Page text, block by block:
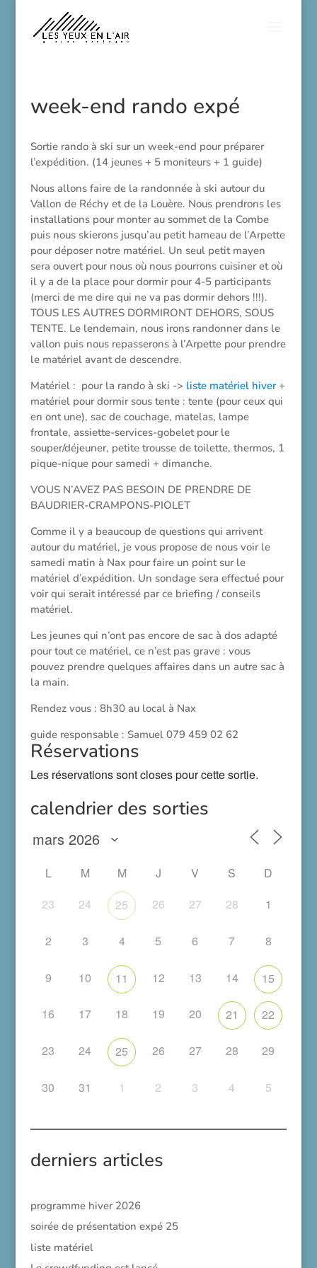
week-end rando expé
Sortie rando à ski sur un week-end pour préparer
l’expédition. (14 jeunes + 5 moniteurs + 1 guide)
Nous allons faire de la randonnée à ski autour du
Vallon de Réchy et de la Louère. Nous prendrons les
installations pour monter au sommet de la Combe
puis nous skierons jusqu’au petit hameau de l’Arpette
pour déposer notre matériel. Un seul petit mayen
sera ouvert pour nous où nous pourrons cuisiner et où
il y a de la place pour dormir pour 4-5 participants
(merci de me dire qui ne va pas dormir dehors !!!).
TOUS LES AUTRES DORMIRONT DEHORS, SOUS
TENTE. Le lendemain, nous irons randonner dans le
vallon puis nous repasserons à l’Arpette pour prendre
le matériel avant de descendre.
Matériel : pour la rando à ski -> liste matériel hiver+
matériel pour dormir sous tente : tente (pour ceux qui
en ont une), sac de couchage, matelas, lampe
frontale, assiette-services-gobelet pour le
souper/déjeuner, petite trousse de toilette, thermos, 1
pique-nique pour samedi + dimanche.
VOUS N’AVEZ PAS BESOIN DE PRENDRE DE
BAUDRIER-CRAMPONS-PIOLET
Comme il y a beaucoup de questions qui arrivent
autour du matériel, je vous propose de nous voir le
samedi matin à Nax pour faire un point sur le
matériel d’expédition. Un sondage sera effectué pour
voir qui serait intéressé par ce briefing / conseils
matériel.
Les jeunes qui n’ont pas encore de sac à dos adapté
pour tout ce matériel, ce n’est pas grave : vous
pouvez prendre quelques affaires dans un autre sac à
la main.
Rendez vous : 8h30 au local à Nax
guide responsable : Samuel 079 459 02 62
Réservations
Les réservations sont closes pour cette sortie.
calendrier des sorties
L M M J V S
D
23
24 25 26 27 28 1
2 3 4 5 6 7 8
9 10 11 12 13 14 15
16 17 18 19 20 21 22
23 24 25 26 27 28 29
30 31 1 2 3 4 5
derniers articles
programme hiver 2026
soirée de présentation expé 25
liste matériel